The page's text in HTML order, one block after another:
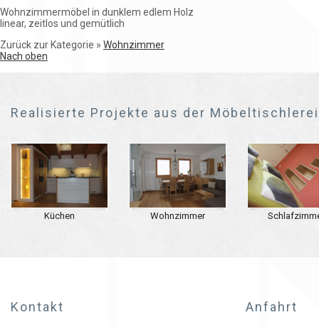
Wohnzimmermöbel in dunklem edlem Holz
linear, zeitlos und gemütlich
Zurück zur Kategorie » Wohnzimmer
Nach oben
Realisierte Projekte aus der
Küchen Wohnzimmer
Kontakt Anfahrt